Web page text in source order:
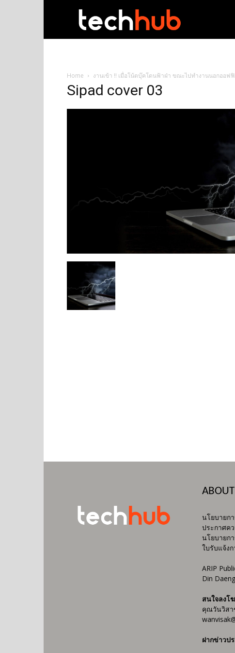
Home งานเข้า !! เมื่อโน้ตบุ๊คโดนฟ้าฝ่า ขณะไปทำงานนอกออฟ
Sipad cover 03
นโยบายก
ประกาศค
นโยบายก
ใบรับแจ้ง
ARIP
Din
สนใจลงโ
คุณวันวิสา
ฝากข่าวป